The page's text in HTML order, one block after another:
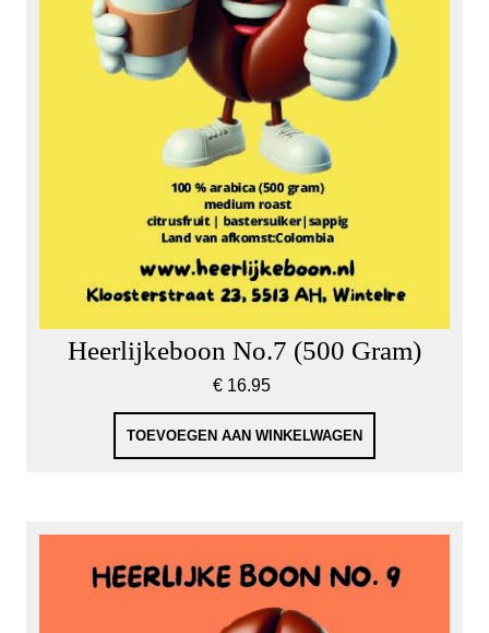
Heerlijkeboon No.7 (500 Gram)
€ 16.95
TOEVOEGEN AAN WINKELWAGEN